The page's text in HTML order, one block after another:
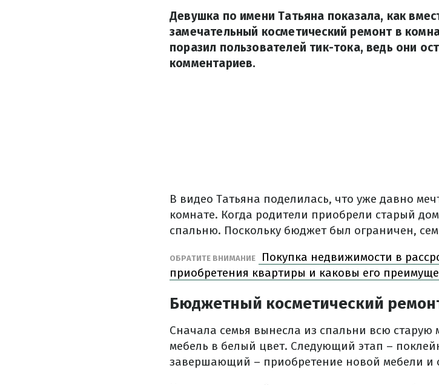
Девушка по имени Татьяна показала, как
замечательный косметический ремонт в
поразил пользователей тик-тока, ведь они
комментариев.
В видео Татьяна поделилась, что уже давно
комнате. Когда родители приобрели старый
спальню. Поскольку бюджет был ограничен,
ОБРАТИТЕ ВНИМАНИЕ
Покупка недвижимости в
приобретения квартиры и каковы его
Бюджетный косметический
Сначала семья вынесла из спальни всю старую
мебель в белый цвет. Следующий этап –
завершающий – приобретение новой мебели и